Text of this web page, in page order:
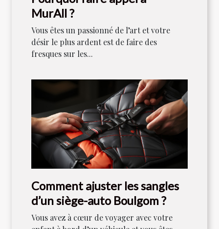
MurAll ?
Vous êtes un passionné de l’art et votre
désir le plus ardent est de faire des
fresques sur les...
Comment ajuster les sangles
d’un siège-auto Boulgom ?
Vous avez à cœur de voyager avec votre